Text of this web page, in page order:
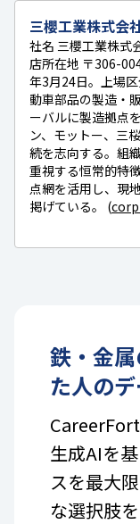
三櫻工業株式会
社名 三櫻工業株式
店所在地 〒306-
年3月24日。上場
動車部品の製造・
ーバルに製造拠点
ン、モットー、三
続を志向する。組
重視する恒常的特
点網を活用し、現
掲げている。 (
鉄・金属
た人の
生成AIを
スを最大
な選択肢